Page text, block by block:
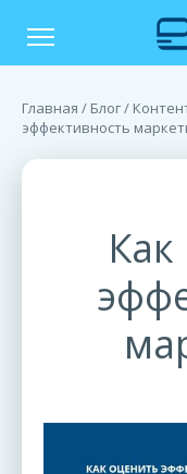
Главная / Блог/
эффективность